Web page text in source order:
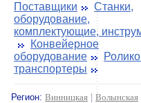
Поставщики
Станки,
оборудование,
комплектующие,
Конвейерное
оборудование
транспортеры
Регион: Винницкая Волынская